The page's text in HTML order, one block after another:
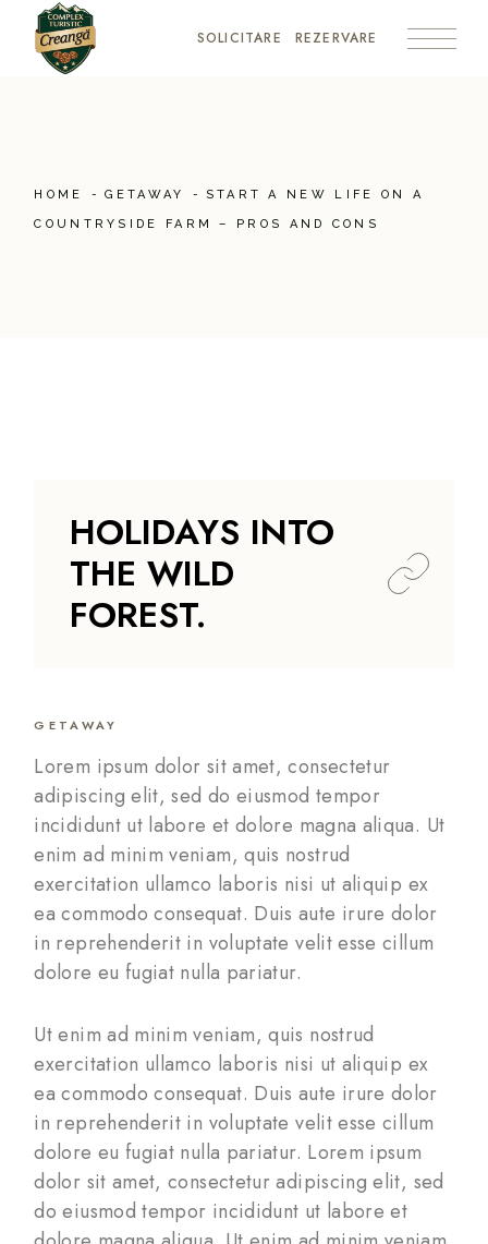
SOLICITARE REZERVARE
HOME GETAWAY START A NEW LIFE ON A
COUNTRYSIDE FARM – PROS AND CONS
HOLIDAYS INTO
THE WILD
FOREST.
GETAWAY
Lorem ipsum dolor sit amet, consectetur
adipiscing elit, sed do eiusmod tempor
incididunt ut labore et dolore magna aliqua. Ut
enim ad minim veniam, quis nostrud
exercitation ullamco laboris nisi ut aliquip ex
ea commodo consequat. Duis aute irure dolor
in reprehenderit in voluptate velit esse cillum
dolore eu fugiat nulla pariatur.
Ut enim ad minim veniam, quis nostrud
exercitation ullamco laboris nisi ut aliquip ex
ea commodo consequat. Duis aute irure dolor
in reprehenderit in voluptate velit esse cillum
dolore eu fugiat nulla pariatur. Lorem ipsum
dolor sit amet, consectetur adipiscing elit, sed
do eiusmod tempor incididunt ut labore et